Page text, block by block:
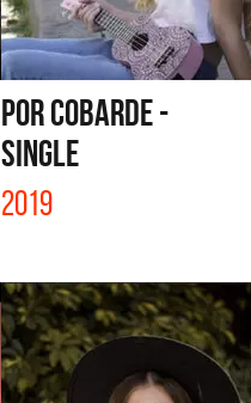
POR COBARDE -
SINGLE
2019